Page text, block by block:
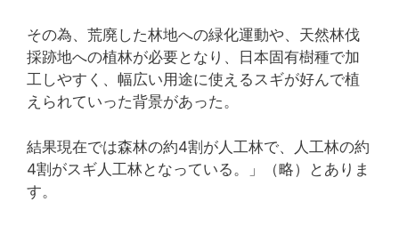
その為、荒廃した林地への緑化運動や、天然林伐
採跡地への植林が必要となり、日本固有樹種で加
工しやすく、幅広い用途に使えるスギが好んで植
えられていった背景があった。
結果現在では森林の約4割が人工林で、人工林の約
4割がスギ人工林となっている。」（略）とありま
す。